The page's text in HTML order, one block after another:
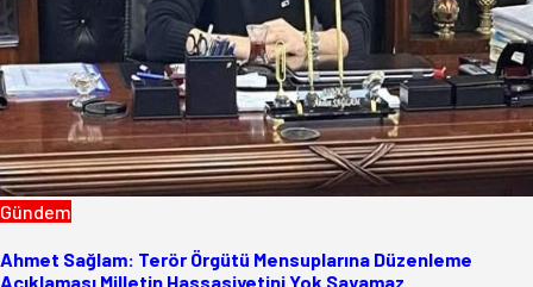
Gündem
Ahmet Sağlam: Terör Örgütü Mensuplarına Düzenleme
Açıklaması Milletin Hassasiyetini Yok Sayamaz